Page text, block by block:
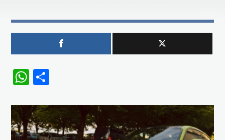
WhatsApp